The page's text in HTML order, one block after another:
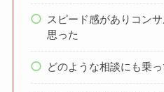
スピード感がありコン
思った
どのような相談にも乗